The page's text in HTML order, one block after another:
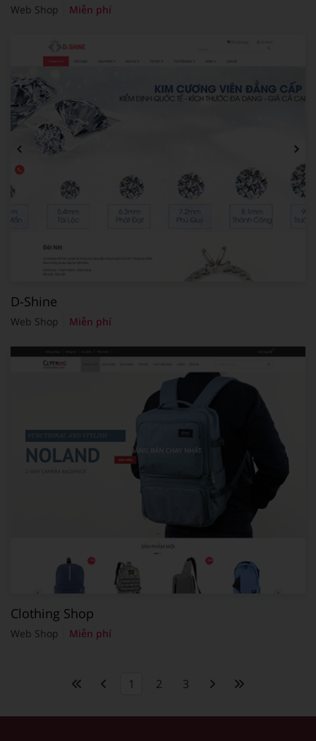
Web Shop Miễn phí
D-Shine
Web Shop Miễn phí
Clothing Shop
Web Shop Miễn phí
1 2 3